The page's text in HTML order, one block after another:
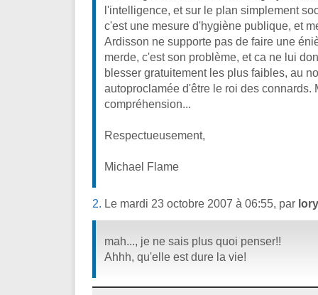
l'intelligence, et sur le plan simplement
c'est une mesure d'hygiène publique, et
Ardisson ne supporte pas de faire une
merde, c'est son problème, et ca ne lui
blesser gratuitement les plus faibles, au
autoproclamée d'être le roi des connards.
compréhension...
Respectueusement,
Michael Flame
2. Le mardi 23 octobre 2007 à 06:55, par lory
mah..., je ne sais plus quoi penser!!
Ahhh, qu'elle est dure la vie!